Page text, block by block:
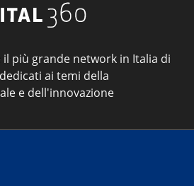
il più grande network in Italia di
ai temi della
e dell'innovazione